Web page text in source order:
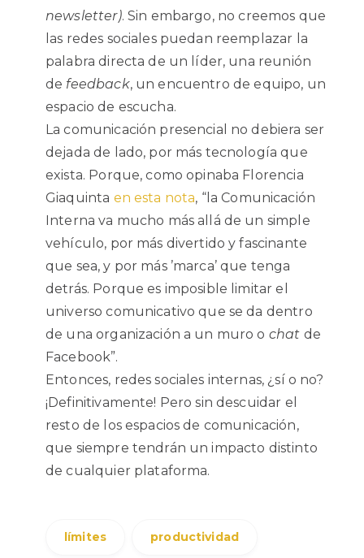
newsletter). Sin embargo, no creemos que
las redes sociales puedan reemplazar la
palabra directa de un líder, una reunión
de feedback, un encuentro de equipo, un
espacio de escucha.
La comunicación presencial no debiera ser
dejada de lado, por más tecnología que
exista. Porque, como opinaba Florencia
Giaquinta en esta nota, “la Comunicación
Interna va mucho más allá de un simple
vehículo, por más divertido y fascinante
que sea, y por más ’marca’ que tenga
detrás. Porque es imposible limitar el
universo comunicativo que se da dentro
de una organización a un muro o chat de
Facebook”.
Entonces, redes sociales internas, ¿sí o no?
¡Definitivamente! Pero sin descuidar el
resto de los espacios de comunicación,
que siempre tendrán un impacto distinto
de cualquier plataforma.
límites productividad